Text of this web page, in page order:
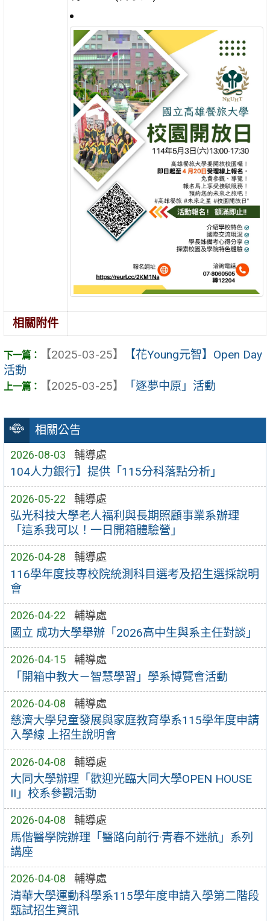
相關公告
2026-08-03 輔導處
104人力銀行】提供「115分科落點分析」
2026-05-22 輔導處
弘光科技大學老人福利與長期照顧事業系辦理
「這系我可以！一日開箱體驗營」
2026-04-28 輔導處
116學年度技專校院統測科目選考及招生選採說明
會
2026-04-22 輔導處
國立 成功大學舉辦「2026高中生與系主任對談」
2026-04-15 輔導處
「開箱中教大－智慧學習」學系博覽會活動
2026-04-08 輔導處
慈濟大學兒童發展與家庭教育學系115學年度申請
入學線 上招生說明會
2026-04-08 輔導處
大同大學辦理「歡迎光臨大同大學OPEN HOUSE
II」校系參觀活動
2026-04-08 輔導處
馬偕醫學院辦理「醫路向前行·青春不迷航」系列
講座
2026-04-08 輔導處
清華大學運動科學系115學年度申請入學第二階段
甄試招生資訊
相關附件
【2025-03-25】
【花Young元智】Open Day
活動
【2025-03-25】
「逐夢中原」活動